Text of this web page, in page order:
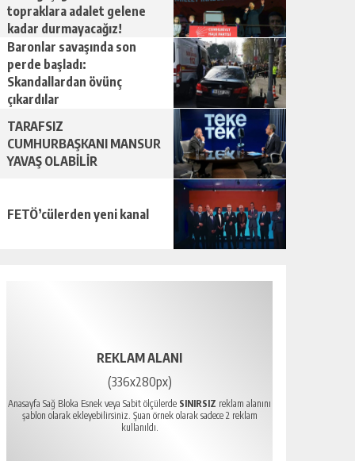
topraklara adalet gelene
kadar durmayacağız!
Baronlar savaşında son
perde başladı:
Skandallardan övünç
çıkardılar
TARAFSIZ
CUMHURBAŞKANI MANSUR
YAVAŞ OLABİLİR
FETÖ’cülerden yeni kanal
REKLAM ALANI
(336x280px)
Anasayfa Sağ Bloka Esnek veya Sabit ölçülerde SINIRSIZ reklam alanını
şablon olarak ekleyebilirsiniz. Şuan örnek olarak sadece 2 reklam
kullanıldı.